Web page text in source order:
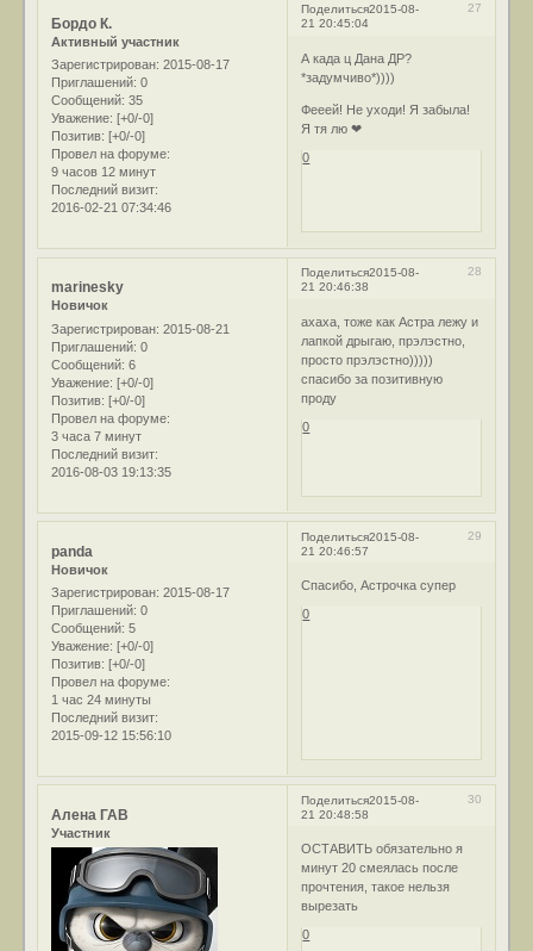
Поделиться 27
2015-08-
21 20:45:04
Бордо К.
Активный участник
Зарегистрирован: 2015-08-17
Приглашений: 0
Сообщений: 35
Уважение: [+0/-0]
Позитив: [+0/-0]
Провел на форуме:
9 часов 12 минут
Последний визит:
2016-02-21 07:34:46
А када ц Дана ДР?
*задумчиво*))))
Фееей! Не уходи! Я забыла!
Я тя лю ❤
0
Поделиться 28
2015-08-
21 20:46:38
marinesky
Новичок
Зарегистрирован: 2015-08-21
Приглашений: 0
Сообщений: 6
Уважение: [+0/-0]
Позитив: [+0/-0]
Провел на форуме:
3 часа 7 минут
Последний визит:
2016-08-03 19:13:35
ахаха, тоже как Астра лежу и
лапкой дрыгаю, прэлэстно,
просто прэлэстно)))))
спасибо за позитивную
проду
0
Поделиться 29
2015-08-
21 20:46:57
panda
Новичок
Зарегистрирован: 2015-08-17
Приглашений: 0
Сообщений: 5
Уважение: [+0/-0]
Позитив: [+0/-0]
Провел на форуме:
1 час 24 минуты
Последний визит:
2015-09-12 15:56:10
Спасибо, Астрочка супер
0
Поделиться 30
2015-08-
21 20:48:58
Алена ГАВ
Участник
ОСТАВИТЬ обязательно я
минут 20 смеялась после
прочтения, такое нельзя
вырезать
0